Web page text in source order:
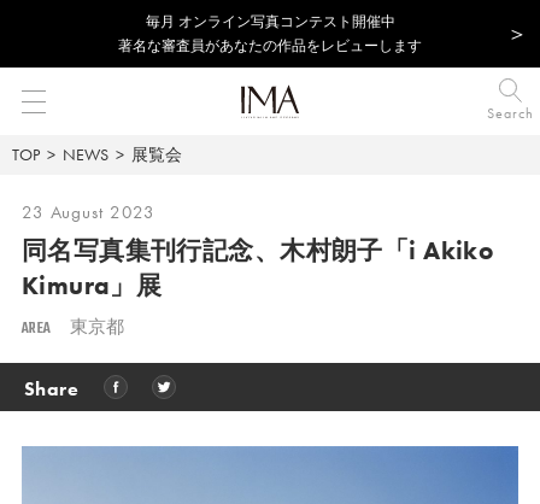
毎⽉ オンライン写真コンテスト開催中
著名な審査員があなたの作品をレビューします
Search
TOP NEWS 展覧会
23 August 2023
同名写真集刊行記念、木村朗子「i Akiko
Kimura」展
AREA 東京都
Share